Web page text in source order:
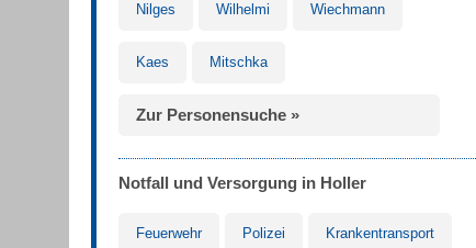
Nilges Wilhelmi Wiechmann
Kaes Mitschka
Zur Personensuche »
Notfall und Versorgung in Holler
Feuerwehr Polizei Krankentransport